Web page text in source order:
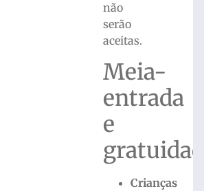
não
serão
aceitas.
Meia-
entrada
e
gratuidade
Crianças